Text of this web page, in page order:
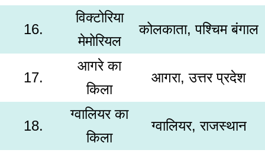
16.
विक्टोरिया
मेमोरियल
कोलकाता, पश्चिम बंगाल
17.
आगरे का
किला
आगरा, उत्तर प्रदेश
18.
ग्वालियर का
किला
ग्वालियर, राजस्थान